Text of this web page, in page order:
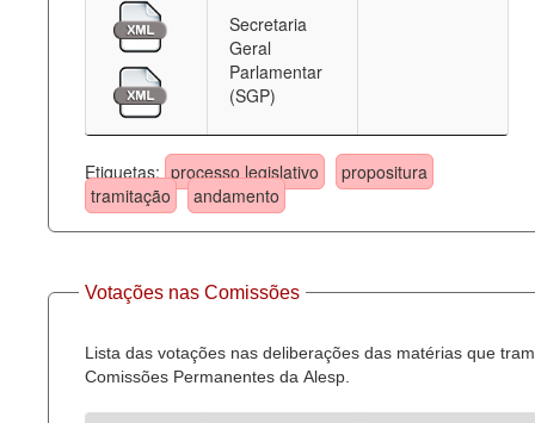
Secretaria
Geral
Parlamentar
(SGP)
Etiquetas: processo legislativo
propositura
tramitação
andamento
Votações nas Comissões
Lista das votações nas deliberações das matérias que
Comissões Permanentes da Alesp.